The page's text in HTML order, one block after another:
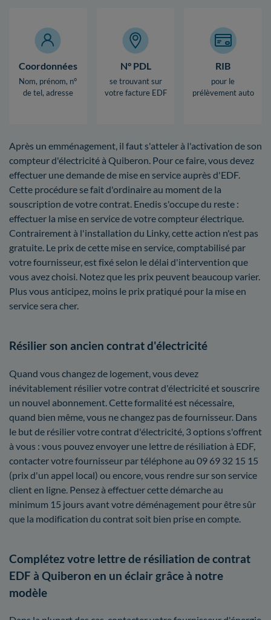
Coordonnées
Nom, prénom, n°
de tel, adresse
N° PDL
se trouvant sur
votre facture EDF
RIB
pour le
prélèvement auto
Après un emménagement, il faut s'atteler à l'activation de son
compteur d'électricité à Quiberon. Pour ce faire, vous devez
effectuer une demande de mise en service auprès d'EDF.
Cette procédure se fait d'ordinaire au moment de la
souscription de votre contrat. Enedis s'occupe du reste :
effectuer la mise en service de votre compteur électrique.
Contrairement à l'installation du Linky, cette action n'est pas
gratuite. Le prix de cette mise en service, comptabilisé par
votre fournisseur, est fixé selon le délai d'intervention que
vous avez choisi. Notez que les prix peuvent beaucoup varier.
Plus vous anticipez, moins le prix pratiqué pour la mise en
service sera cher.
Résilier son ancien contrat d'électricité
Quand vous changez de logement, vous devez
inévitablement résilier votre contrat d'électricité et souscrire
un nouvel abonnement. Cette formalité est nécessaire,
quand bien même, vous ne changez pas de fournisseur. Dans
le but de résilier votre contrat d'électricité, 3 options s'offrent
à vous : vous pouvez envoyer une lettre de résiliation à EDF,
contacter votre fournisseur par téléphone au 09 69 32 15 15
(prix d'un appel local) ou encore, vous rendre sur son service
client en ligne. Pensez à effectuer cette démarche au
minimum 15 jours avant votre déménagement pour être sûr
que la modification du contrat soit bien prise en compte.
Complétez votre lettre de résiliation de contrat
EDF à Quiberon en un éclair grâce à notre
modèle